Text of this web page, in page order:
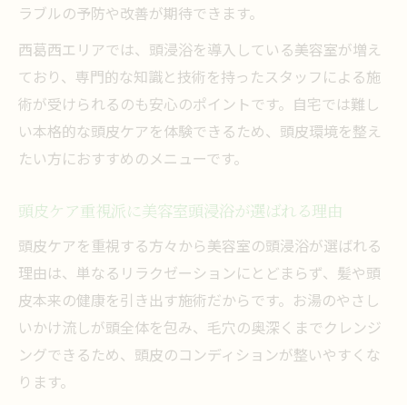
ラブルの予防や改善が期待できます。
西葛西エリアでは、頭浸浴を導入している美容室が増え
ており、専門的な知識と技術を持ったスタッフによる施
術が受けられるのも安心のポイントです。自宅では難し
い本格的な頭皮ケアを体験できるため、頭皮環境を整え
たい方におすすめのメニューです。
頭皮ケア重視派に美容室頭浸浴が選ばれる理由
頭皮ケアを重視する方々から美容室の頭浸浴が選ばれる
理由は、単なるリラクゼーションにとどまらず、髪や頭
皮本来の健康を引き出す施術だからです。お湯のやさし
いかけ流しが頭全体を包み、毛穴の奥深くまでクレンジ
ングできるため、頭皮のコンディションが整いやすくな
ります。